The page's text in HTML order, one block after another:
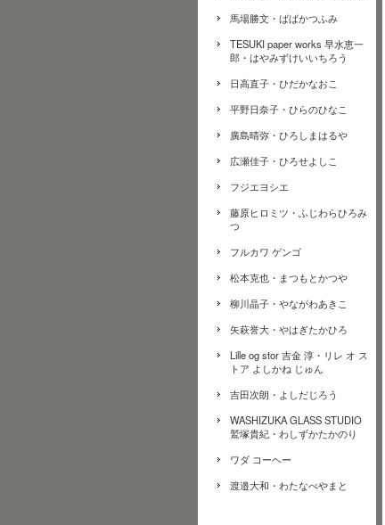
馬場勝文・ばばかつふみ
TESUKI paper works 早水恵一
郎・はやみずけいいちろう
日高直子・ひだかなおこ
平野日奈子・ひらのひなこ
廣島晴弥・ひろしまはるや
広瀬佳子・ひろせよしこ
フジエヨシエ
藤原ヒロミツ・ふじわらひろみ
つ
フルカワ ゲンゴ
松本克也・まつもとかつや
柳川晶子・やながわあきこ
矢萩誉大・やはぎたかひろ
Lille og stor 吉金 淳・リレ オ ス
トア よしかね じゅん
吉田次朗・よしだじろう
WASHIZUKA GLASS STUDIO
鷲塚貴紀・わしずかたかのり
ワダ コーヘー
渡邉大和・わたなべやまと